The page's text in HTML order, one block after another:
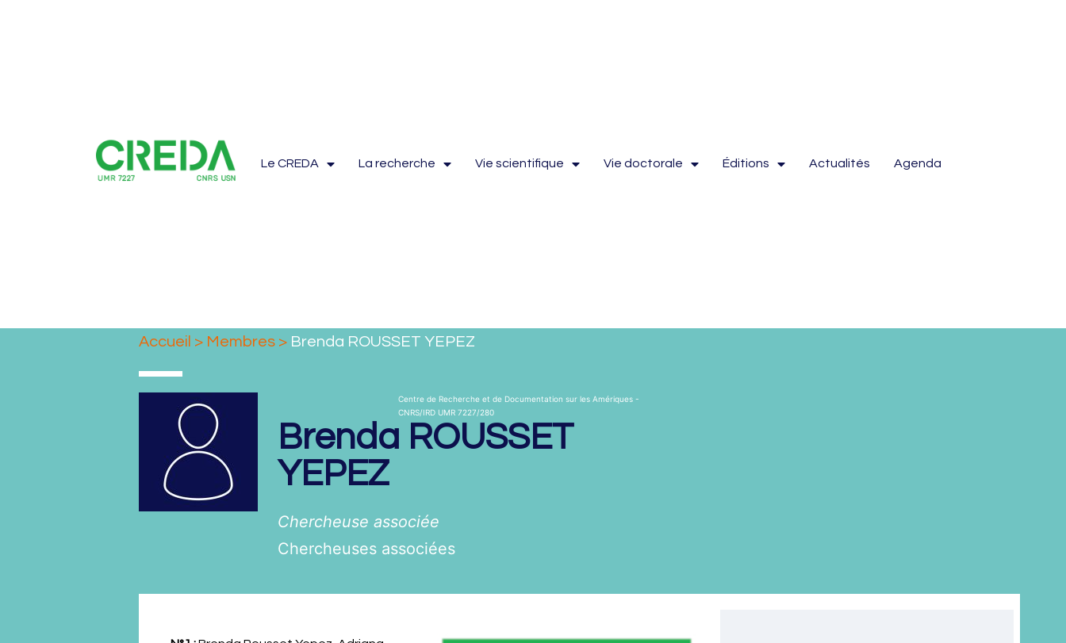
Le CREDA La recherche Vie scientifique Vie doctorale Éditions Actualités Agenda
Accueil > Membres> Brenda ROUSSET YEPEZ
Centre de Recherche et de Documentation sur les Amériques -
CNRS/IRD UMR 7227/280
Brenda ROUSSET
YEPEZ
Chercheuse associée
Chercheuses associées